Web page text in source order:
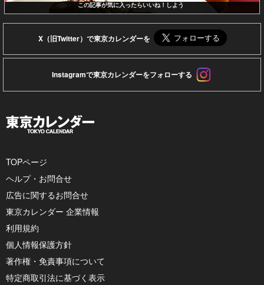
この記事が気に入ったらいいね！しよう
X（旧Twitter）で東京カレンダーを
Instagramで東京カレンダーをフォローする
TOPページ
ヘルプ・お問合せ
広告に関するお問合せ
東京カレンダー 企業情報
利用規約
個人情報保護方針
著作権・免責事項について
特定商取引法に基づく表示